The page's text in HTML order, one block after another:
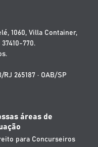
1060, Villa Container,
770.
RJ 265187 · OAB/SP
áreas de
para Concurseiros